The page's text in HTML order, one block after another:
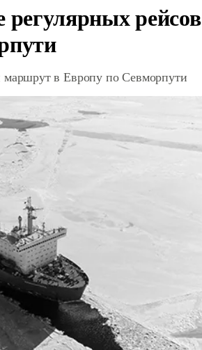
регулярных рейсов
маршрут в Европу по Севморпути